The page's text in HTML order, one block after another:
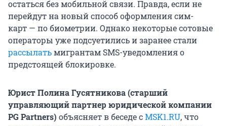
остаться без мобильной связи. Правда, если не
перейдут на новый способ оформления сим-
карт — по биометрии. Однако некоторые сотовые
операторы уже подсуетились и заранее стали
рассылатьмигрантам SMS-уведомления о
предстоящей блокировке.
Юрист Полина Гусятникова (старший
управляющий партнер юридической компании
PG Partners) объясняет в беседе сMSK1.RU, что